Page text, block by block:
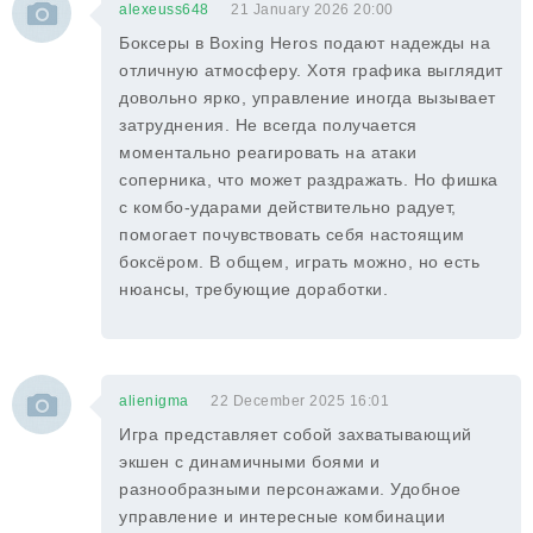
alexeuss648 21 January 2026 20:00
Боксеры в Boxing Heros подают надежды на
отличную атмосферу. Хотя графика выглядит
довольно ярко, управление иногда вызывает
затруднения. Не всегда получается
моментально реагировать на атаки
соперника, что может раздражать. Но фишка
с комбо-ударами действительно радует,
помогает почувствовать себя настоящим
боксёром. В общем, играть можно, но есть
нюансы, требующие доработки.
alienigma 22 December 2025 16:01
Игра представляет собой захватывающий
экшен с динамичными боями и
разнообразными персонажами. Удобное
управление и интересные комбинации